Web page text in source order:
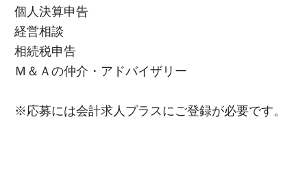
個人決算申告
経営相談
相続税申告
Ｍ＆Ａの仲介・アドバイザリー
※応募には会計求人プラスにご登録が必要です。